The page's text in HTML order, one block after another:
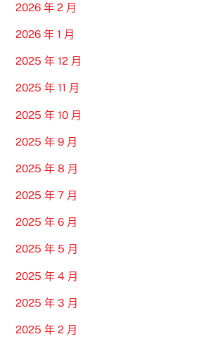
2026 年 2 月
2026 年 1 月
2025 年 12 月
2025 年 11 月
2025 年 10 月
2025 年 9 月
2025 年 8 月
2025 年 7 月
2025 年 6 月
2025 年 5 月
2025 年 4 月
2025 年 3 月
2025 年 2 月